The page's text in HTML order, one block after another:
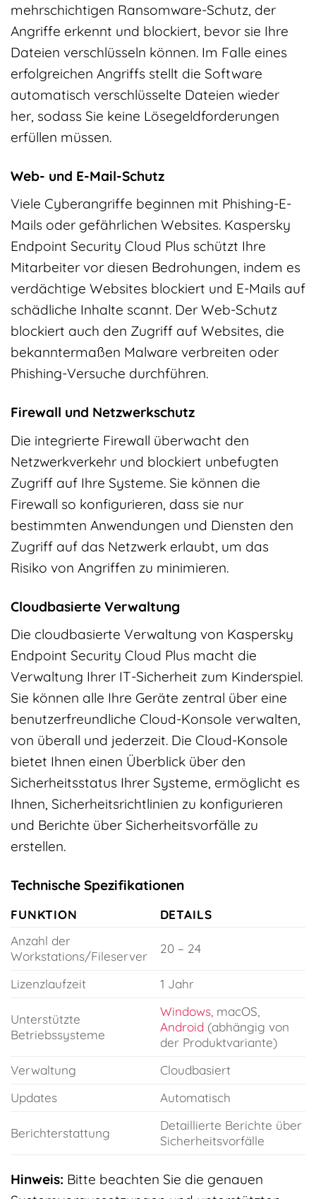
mehrschichtigen Ransomware-Schutz, der
Angriffe erkennt und blockiert, bevor sie Ihre
Dateien verschlüsseln können. Im Falle eines
erfolgreichen Angriffs stellt die Software
automatisch verschlüsselte Dateien wieder
her, sodass Sie keine Lösegeldforderungen
erfüllen müssen.
Web- und E-Mail-Schutz
Viele Cyberangriffe beginnen mit Phishing-E-
Mails oder gefährlichen Websites. Kaspersky
Endpoint Security Cloud Plus schützt Ihre
Mitarbeiter vor diesen Bedrohungen, indem es
verdächtige Websites blockiert und E-Mails auf
schädliche Inhalte scannt. Der Web-Schutz
blockiert auch den Zugriff auf Websites, die
bekanntermaßen Malware verbreiten oder
Phishing-Versuche durchführen.
Firewall und Netzwerkschutz
Die integrierte Firewall überwacht den
Netzwerkverkehr und blockiert unbefugten
Zugriff auf Ihre Systeme. Sie können die
Firewall so konfigurieren, dass sie nur
bestimmten Anwendungen und Diensten den
Zugriff auf das Netzwerk erlaubt, um das
Risiko von Angriffen zu minimieren.
Cloudbasierte Verwaltung
Die cloudbasierte Verwaltung von Kaspersky
Endpoint Security Cloud Plus macht die
Verwaltung Ihrer IT-Sicherheit zum Kinderspiel.
Sie können alle Ihre Geräte zentral über eine
benutzerfreundliche Cloud-Konsole verwalten,
von überall und jederzeit. Die Cloud-Konsole
bietet Ihnen einen Überblick über den
Sicherheitsstatus Ihrer Systeme, ermöglicht es
Ihnen, Sicherheitsrichtlinien zu konfigurieren
und Berichte über Sicherheitsvorfälle zu
erstellen.
Technische Spezifikationen
FUNKTION
DETAILS
Anzahl der
Workstations/Fileserver
20 – 24
Lizenzlaufzeit 1 Jahr
Unterstützte
Betriebssysteme
Windows, macOS,
Android(abhängig von
der Produktvariante)
Verwaltung
Cloudbasiert
Updates
Automatisch
Berichterstattung
Detaillierte Berichte über
Sicherheitsvorfälle
Hinweis: Bitte beachten Sie die genauen